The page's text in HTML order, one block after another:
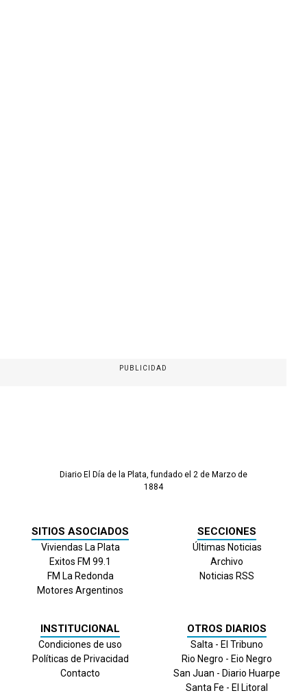
PUBLICIDAD
Diario El Día de la Plata, fundado el 2 de Marzo de
1884
SITIOS ASOCIADOS
Viviendas La Plata
Exitos FM 99.1
FM La Redonda
Motores Argentinos
SECCIONES
Últimas Noticias
Archivo
Noticias RSS
INSTITUCIONAL
Condiciones de uso
Políticas de Privacidad
Contacto
OTROS DIARIOS
Salta - El Tribuno
Rio Negro - Eio Negro
San Juan - Diario Huarpe
Santa Fe - El Litoral